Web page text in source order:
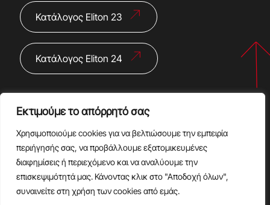
Εκτιμούμε το απόρρητό σας
Χρησιμοποιούμε cookies για να βελτιώσουμε την εμπειρία
περιήγησής σας, να προβάλλουμε εξατομικευμένες
διαφημίσεις ή περιεχόμενο και να αναλύουμε την
επισκεψιμότητά μας. Κάνοντας κλικ στο "Αποδοχή όλων",
συναινείτε στη χρήση των cookies από εμάς.
Κατάλογος Eliton 23
Κατάλογος Eliton 24
Copyright @2024 |Πολιτική Απορρήτου|Όροι Χρήσης
Design, Development & Marketing by